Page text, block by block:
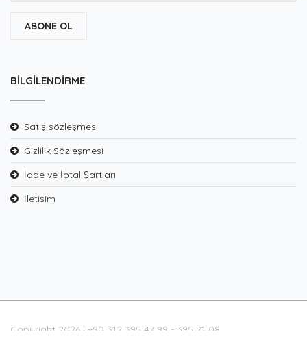
ABONE OL
BILGILENDIRME
Satış sözleşmesi
Gizlilik Sözleşmesi
İade ve İptal Şartları
İletişim
Copyright 2026 | +90 312 395 47 99 - 395 21 08